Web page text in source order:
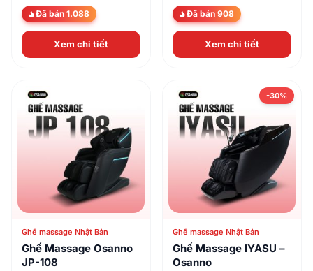
Đã bán 1.088
Xem chi tiết
Đã bán 908
Xem chi tiết
Ghế massage Nhật Bản
Ghế Massage Osanno
JP-108
-30%
Ghế massage Nhật Bản
Ghế Massage IYASU –
Osanno